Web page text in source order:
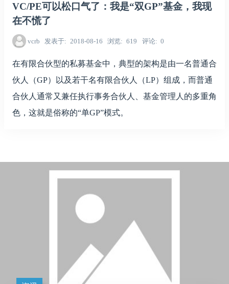
VC/PE可以松口气了：我是“双GP”基金，我现
在不慌了
vcrb 发表于 2018-08-16 浏览 619 评论 0
在有限合伙型的私募基金中，典型的架构是由一名普通合
伙人（GP）以及若干名有限合伙人（LP）组成，而普通
合伙人通常又兼任执行事务合伙人、基金管理人的多重角
色，这就是俗称的“单GP”模式。